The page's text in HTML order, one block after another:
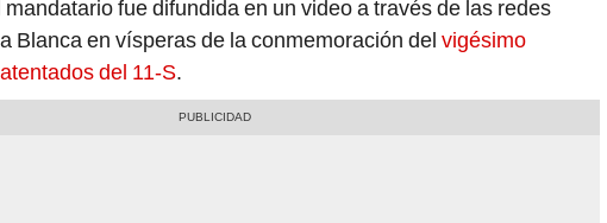
fue difundida en un video a través de las redes
Blanca en vísperas de la conmemoración del vigésimo
del 11-S.